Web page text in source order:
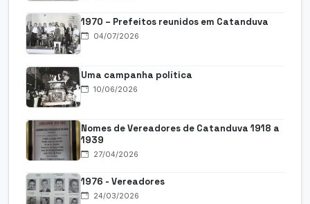
1970 – Prefeitos reunidos em Catanduva
04/07/2026
Uma campanha política
10/06/2026
Nomes de Vereadores de Catanduva 1918 a
1939
27/04/2026
1976 - Vereadores
24/03/2026